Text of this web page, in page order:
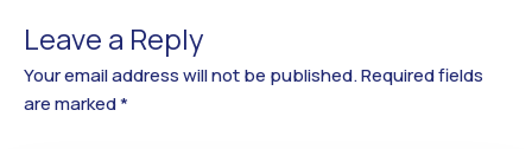
Leave a Reply
Your email address will not be published.Required fields
are marked*